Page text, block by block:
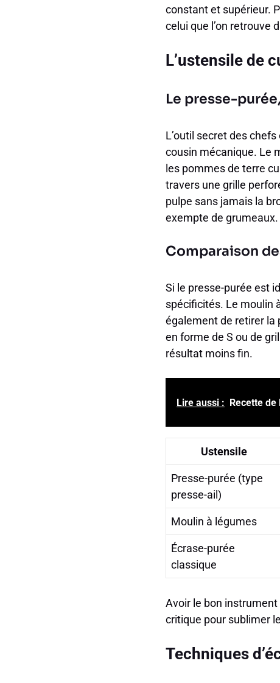
constant et supérieur.
celui que l’on retrouve
L’ustensile de
Le presse-
L’outil secret des chefs
cousin mécanique. Le
les pommes de terre
travers une grille
pulpe sans jamais la
exempte de grumeaux.
Comparaison
Si le presse-purée est
spécificités. Le moulin
également de retirer la
en forme de S ou de
résultat moins fin.
Lire aussi : Recette
Ustensile
Presse-purée (type
presse-ail)
Moulin à légumes
Écrase-purée
classique
Avoir le bon
critique pour sublimer
Techniques